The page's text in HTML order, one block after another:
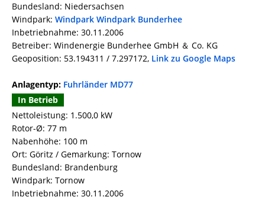
Bundesland: Niedersachsen
Windpark: Windpark Windpark Bunderhee
Inbetriebnahme: 30.11.2006
Betreiber: Windenergie Bunderhee GmbH ＆ Co. KG
Geoposition: 53.194311 / 7.297172, Link zu Google Maps
Anlagentyp: Fuhrländer MD77
In Betrieb
Nettoleistung: 1.500,0 kW
Rotor-Ø: 77 m
Nabenhöhe: 100 m
Ort: Göritz / Gemarkung: Tornow
Bundesland: Brandenburg
Windpark: Tornow
Inbetriebnahme: 30.11.2006